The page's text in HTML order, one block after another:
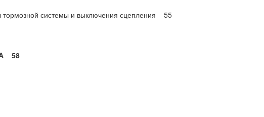
тормозной системы и выключения сцепления 55
58